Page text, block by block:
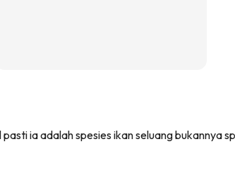
ia adalah spesies ikan seluang bukannya